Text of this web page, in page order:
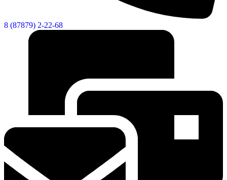
Социальные
8 (87879) 2-22-68